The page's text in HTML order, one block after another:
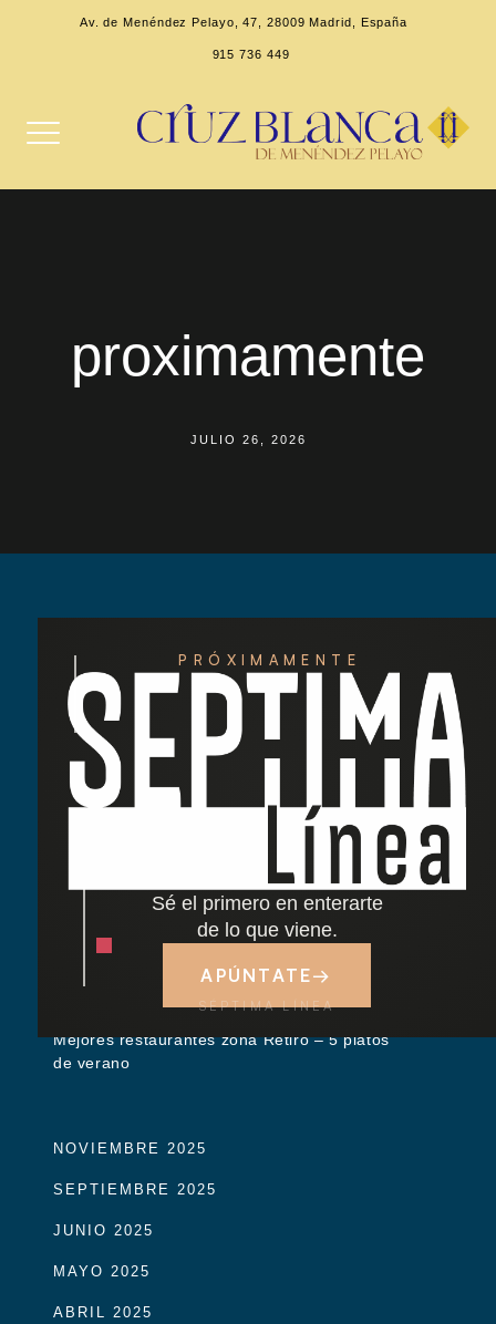
Av. de Menéndez Pelayo, 47, 28009 Madrid, España
915 736 449
proximamente
JULIO 26, 2026
PRÓXIMAMENTE
Sé el primero en enterarte
de lo que viene.
APÚNTATE→
SÉPTIMA LÍNEA
Redescubre las tardes del Retiro: nuestra
nueva carta de cócteles ha llegado
Cocido madrileño: tradición y sabor junto al
Dónde comer cerca del Parque del Retiro en
Madrid
Tapas y terraza junto al Retiro
Mejores restaurantes zona Retiro – 5 platos
de verano
NOVIEMBRE 2025
SEPTIEMBRE 2025
JUNIO 2025
MAYO 2025
ABRIL 2025